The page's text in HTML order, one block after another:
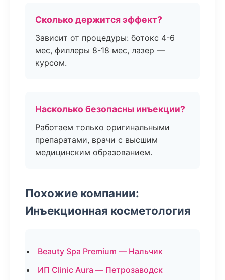
Сколько держится эффект?
Зависит от процедуры: ботокс 4-6
мес, филлеры 8-18 мес, лазер —
курсом.
Насколько безопасны инъекции?
Работаем только оригинальными
препаратами, врачи с высшим
медицинским образованием.
Похожие компании:
Инъекционная косметология
Beauty Spa Premium — Нальчик
ИП Clinic Aura — Петрозаводск